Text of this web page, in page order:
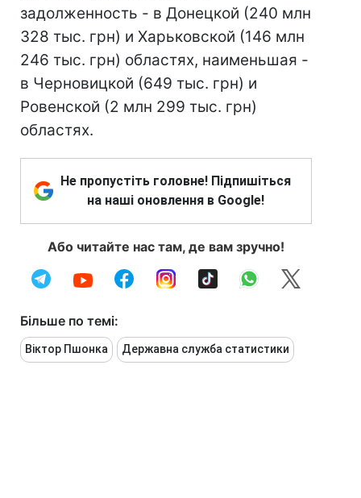
задолженность - в Донецкой (240 млн
328 тыс. грн) и Харьковской (146 млн
246 тыс. грн) областях, наименьшая -
в Черновицкой (649 тыс. грн) и
Ровенской (2 млн 299 тыс. грн)
областях.
Не пропустіть головне! Підпишіться
на наші оновлення в Google!
Або читайте нас там, де вам зручно!
Більше по темі:
Віктор Пшонка Державна служба статистики